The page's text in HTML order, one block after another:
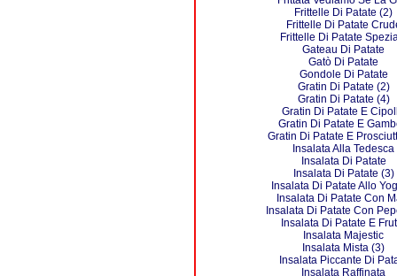
Frittelle Di Patate (2)
Frittelle Di Patate
Frittelle Di Patate
Gateau Di Patate
Gatò Di Patate
Gondole Di Patate
Gratin Di Patate (2)
Gratin Di Patate (4)
Gratin Di Patate E
Gratin Di Patate E
Gratin Di Patate E
Insalata Alla Tedesca
Insalata Di Patate
Insalata Di Patate (3)
Insalata Di Patate Allo
Insalata Di Patate Con
Insalata Di Patate Con
Insalata Di Patate E
Insalata Majestic
Insalata Mista (3)
Insalata Piccante Di
Insalata Raffinata